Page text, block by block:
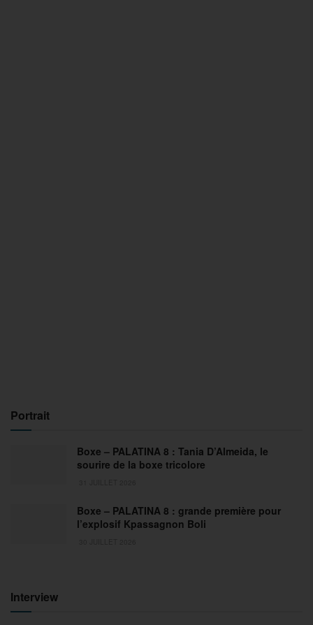
Portrait
Boxe – PALATINA 8 : Tania D’Almeida, le
sourire de la boxe tricolore
Boxe – PALATINA 8 : grande première pour
l’explosif Kpassagnon Boli
Interview